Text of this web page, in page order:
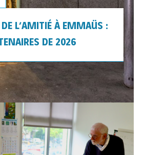
L’AMITIÉ À EMMAÜS :
DE 2026